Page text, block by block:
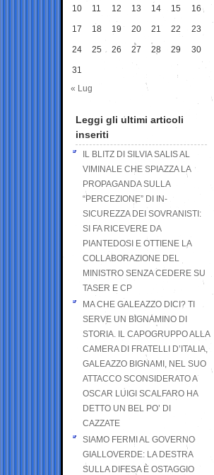
10 11 12 13 14 15 16
17 18 19 20 21 22 23
24 25 26 27 28 29 30
31
« Lug
Leggi gli ultimi articoli
inseriti
IL BLITZ DI SILVIA SALIS AL
VIMINALE CHE SPIAZZA LA
PROPAGANDA SULLA
“PERCEZIONE” DI IN-
SICUREZZA DEI SOVRANISTI:
SI FA RICEVERE DA
PIANTEDOSI E OTTIENE LA
COLLABORAZIONE DEL
MINISTRO SENZA CEDERE SU
TASER E CP
MA CHE GALEAZZO DICI? TI
SERVE UN BIGNAMINO DI
STORIA. IL CAPOGRUPPO ALLA
CAMERA DI FRATELLI D’ITALIA,
GALEAZZO BIGNAMI, NEL SUO
ATTACCO SCONSIDERATO A
OSCAR LUIGI SCALFARO HA
DETTO UN BEL PO’ DI
CAZZATE
SIAMO FERMI AL GOVERNO
GIALLOVERDE: LA DESTRA
SULLA DIFESA È OSTAGGIO